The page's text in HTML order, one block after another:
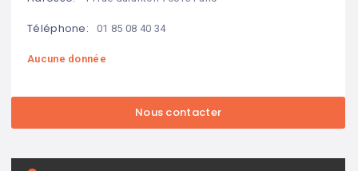
Téléphone: 01 85 08 40 34
Aucune donnée